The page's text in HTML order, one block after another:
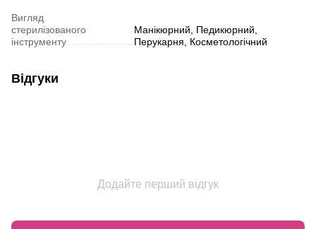
Вигляд
стерилізованого
інструменту
Манікюрний, Педикюрний,
Перукарня, Косметологічний
Відгуки
Додайте перший відгук